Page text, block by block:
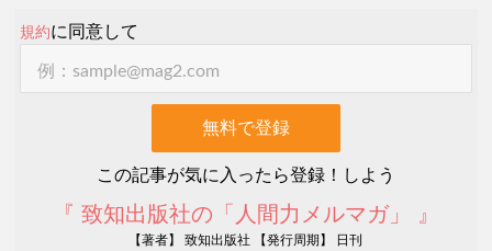
規約に同意して
この記事が気に入ったら登録！しよう
『 致知出版社の「人間力メルマガ」 』
【著者】 致知出版社 【発行周期】 日刊